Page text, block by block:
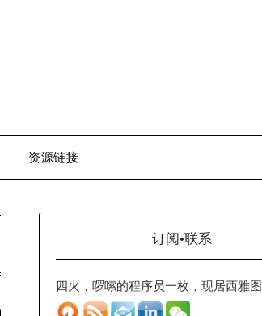
资源链接
订阅·联系
四火，啰嗦的程序员一枚，现居西雅图